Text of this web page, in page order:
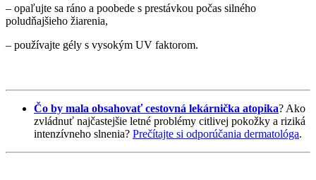
– opaľujte sa ráno a poobede s prestávkou počas silného
poludňajšieho žiarenia,
– používajte gély s vysokým UV faktorom.
Čo by mala obsahovať cestovná lekárnička atopika? Ako
zvládnuť najčastejšie letné problémy citlivej pokožky a riziká
intenzívneho slnenia? Prečítajte si odporúčania dermatológa.